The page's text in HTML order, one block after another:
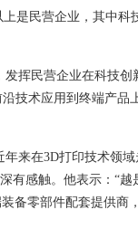
是民营企业，其中科
挥民营企业在科技创
技术应用到终端产品
来在3D打印技术领
有感触。他表示：“
备零部件配套提供商